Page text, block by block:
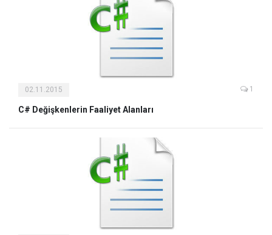
02.11.2015 1
C# Değişkenlerin Faaliyet Alanları